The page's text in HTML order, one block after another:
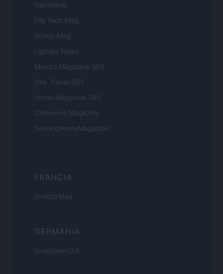
Gameland
Hig Tech Mag
Scoop Mag
Lgbtqia News
Motors Magazine 365
Day Travel 365
Home Magazine 365
Cineverse Magazine
SecondHomeMagazine
FRANCIA
InvestirMag
GERMANIA
Investieren24